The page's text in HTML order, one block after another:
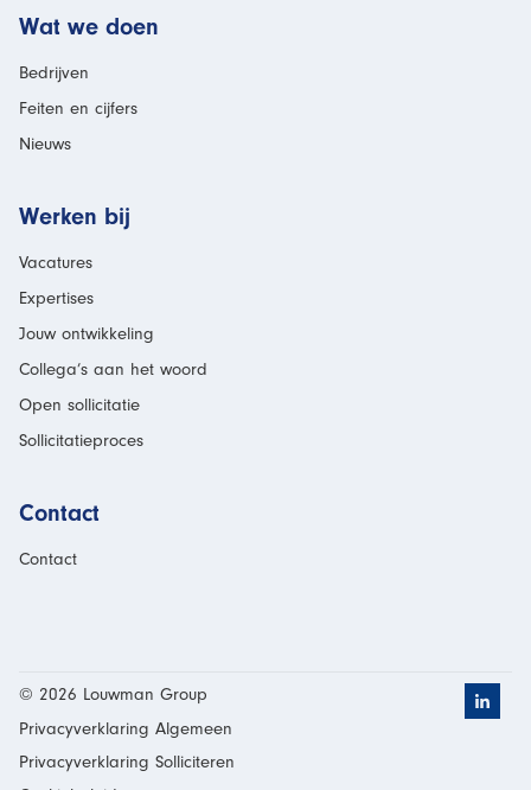
Wat we doen
Bedrijven
Feiten en cijfers
Nieuws
Werken bij
Vacatures
Expertises
Jouw ontwikkeling
Collega’s aan het woord
Open sollicitatie
Sollicitatieproces
Contact
Contact
© 2026 Louwman Group
Privacyverklaring Algemeen
Privacyverklaring Solliciteren
Klik